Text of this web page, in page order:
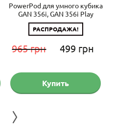
PowerPod для умного кубика
GAN 356i, GAN 356i Play
РАСПРОДАЖА!
965грн
составляла
965 грн.
499 грн
Купить